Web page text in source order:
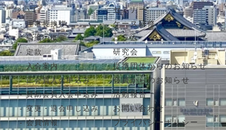
ついて
理事長挨拶
組織の概要
定款
入会案内
正会員入会申込み
賛助会員入会申込み
変更・退会申し込み
会員情報
セミナー
ケース研修
コラム
研究会
提携団体からのお知らせ
会員からのお知らせ
活動報告
お問い合わせ
プライバシーポリシー